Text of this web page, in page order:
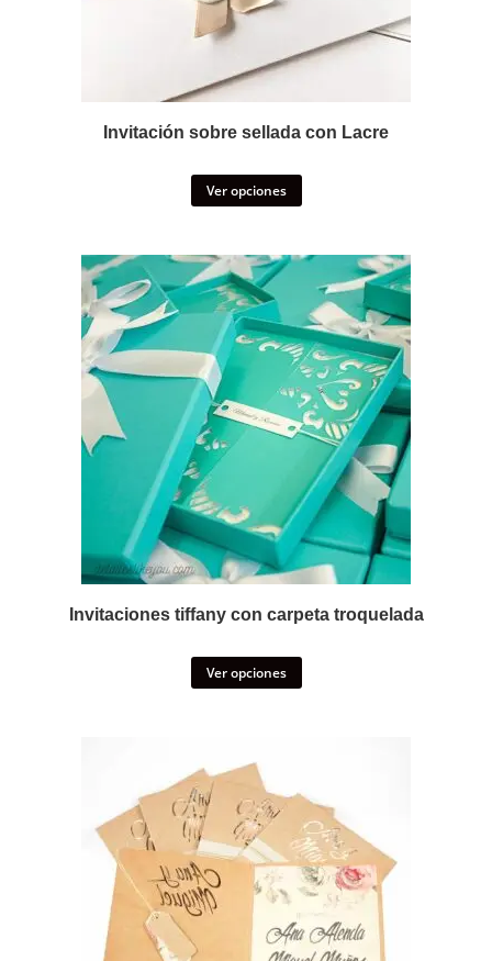
Invitación sobre sellada con Lacre
Ver opciones
Invitaciones tiffany con carpeta troquelada
Ver opciones